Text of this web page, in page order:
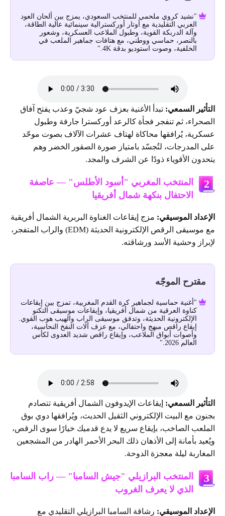
"نشيد كروي ملحمي للمنتخب السعودي، يمزج بين ألحان العود
العربي التقليدية مع أوتار أوركسترالية سينمائية عالية الطاقة،
وآلة الدربكة القوية، وطبول الملاعب العسكرية، وشعور
بالنصر، حماسي ووطني، مع هتافات جماهير الملعب في
الخلفية، وصوت استوديو بدقة 4K."
التأثير السمعي: تبدأ الأغنية بعزف عود شجيّ وعذب يفتح آفاق
الصحراء، ثم تنفجر فجأة كالرعد أوركسترا جارفة وطبول
عسكرية، يُرافقها محاكاة لهتاف عشرات الآلاف بصوت موحّد
على المدرجات، لتُجسّد بامتياز صورة الصقور الخضر وهم
يتحدون الأقوياء ذودًا عن الشرف والمجد.
2
المنتخب المغربي "أسود الأطلس" — عاصفة
الاحتفال بنكهة شمال أفريقيا
الإعداد الموسيقي: مزج إيقاعات الغناوة البربرية الشمال أفريقية
مع موسيقى الرقص الإلكترونية الحديثة (EDM) والراب المتفجر،
لإبراز وحشية الأسد ورشاقته.
مقترح الموجّه
"أغنية حماسية لجماهير كرة القدم المغربية، تمزج بين إيقاعات
كناوة العرقية من شمال أفريقيا، وإيقاعات موسيقى التكنو
الإلكترونية الحديثة، وتدفق موسيقى الراب والهيب هوب القوي.
إيقاع راقص مبهج واحتفالي، مع عزف آلات النفخ النحاسية،
وأصوات أبواق الملاعب، وإيقاع راقص شديد العدوى لكأس
العالم 2026."
التأثير السمعي: إيقاعات الإيدوفون الشمال أفريقية تتصادم
بجنون مع البيت الإلكتروني الثقيل الحديث، ويُرافقها دوي بوق
الملعب الصاخب، بإيقاع سريع لا يدع قدميك خيارًا سوى الرقص،
ويُعيد بأمانة إلى الأذهان ذلك البحر الأحمر الهادر من المشجعين
المغاربة ليلة معجزة الدوحة.
3
المنتخب البرازيلي "جيش السامبا" — راب السامبا
الذي لا يعرف الغروب
الإعداد الموسيقي: رشاقة السامبا البرازيلي التقليدي مع